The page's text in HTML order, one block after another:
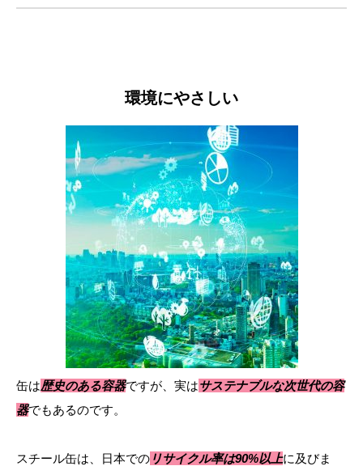
環境にやさしい
缶は歴史のある容器ですが、実はサステナブルな次世代の容
器でもあるのです。
スチール缶は、日本での リサイクル率は90%以上に及びま